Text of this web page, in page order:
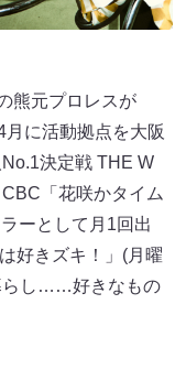
熊元プロレスが
に活動拠点を大阪
決定戦 THE W
「花咲かタイム
ーとして月1回出
好きズキ！」(月曜
らし……好きなもの